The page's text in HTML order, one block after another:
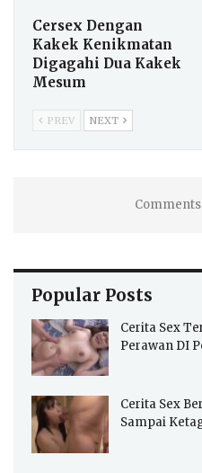
Cersex Dengan
Kakek Kenikmatan
Digagahi Dua Kakek
Mesum
PREV NEXT
Popular Posts
Cerita Sex
Perawan DI
Cerita Sex
Sampai